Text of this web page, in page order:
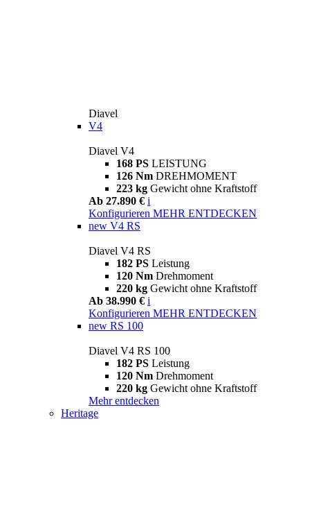
Diavel
V4
Diavel V4
168 PS LEISTUNG
126 Nm DREHMOMENT
223 kg Gewicht ohne Kraftstoff
Ab 27.890 € i
Konfigurieren MEHR ENTDECKEN
new V4 RS
Diavel V4 RS
182 PS Leistung
120 Nm Drehmoment
220 kg Gewicht ohne Kraftstoff
Ab 38.990 € i
Konfigurieren MEHR ENTDECKEN
new RS 100
Diavel V4 RS 100
182 PS Leistung
120 Nm Drehmoment
220 kg Gewicht ohne Kraftstoff
Mehr entdecken
Heritage